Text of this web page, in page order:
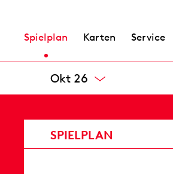
Spielplan Karten Service
Sep 26